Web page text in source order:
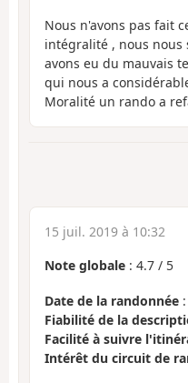
Nous n'avons pas fait
intégralité , nous nous
avons eu du mauvais
qui nous a
Moralité un rando a
15 juil. 2019 à 10:32
Note globale : 4.7 / 5
Date de la randonnée
Fiabilité de la
Facilité à suivre
Intérêt du circuit de